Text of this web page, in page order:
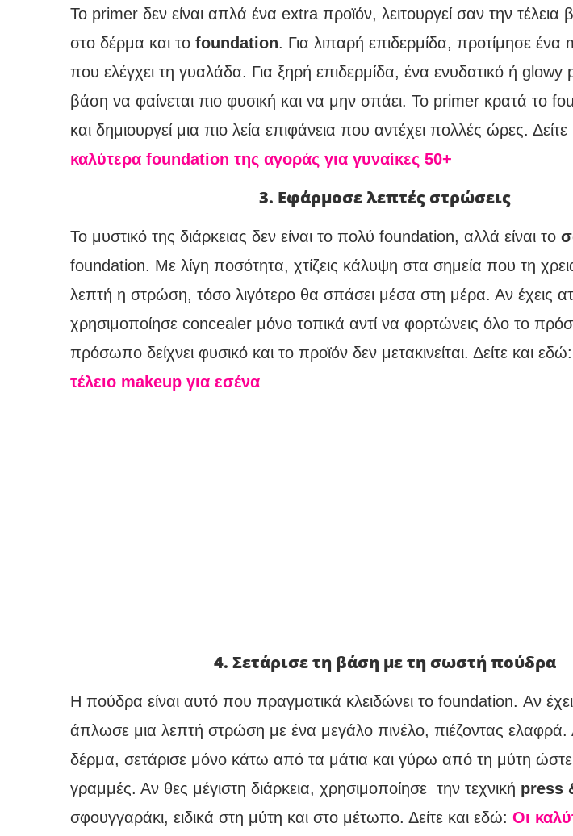
Το primer δεν είναι απλά ένα extra προϊόν, λειτουργεί σαν την
στο δέρμα και το foundation. Για λιπαρή επιδερμίδα, προτίμησε
που ελέγχει τη γυαλάδα. Για ξηρή επιδερμίδα, ένα ενυδατικό ή
βάση να φαίνεται πιο φυσική και να μην σπάει. Το primer κρατά το
και δημιουργεί μια πιο λεία επιφάνεια που αντέχει πολλές ώρες.
καλύτερα foundation της αγοράς για γυναίκες 50+
3. Εφάρμοσε λεπτές στρώσεις
Το μυστικό της διάρκειας δεν είναι το πολύ foundation, αλλά είναι το
foundation. Με λίγη ποσότητα, χτίζεις κάλυψη στα σημεία που τη
λεπτή η στρώση, τόσο λιγότερο θα σπάσει μέσα στη μέρα. Αν έχεις
χρησιμοποίησε concealer μόνο τοπικά αντί να φορτώνεις όλο το
πρόσωπο δείχνει φυσικό και το προϊόν δεν μετακινείται. Δείτε και εδώ:
τέλειο makeup για εσένα
4. Σετάρισε τη βάση με τη σωστή πούδρα
Η πούδρα είναι αυτό που πραγματικά κλειδώνει το foundation. Αν
άπλωσε μια λεπτή στρώση με ένα μεγάλο πινέλο, πιέζοντας ελαφρά.
δέρμα, σετάρισε μόνο κάτω από τα μάτια και γύρω από τη μύτη
γραμμές. Αν θες μέγιστη διάρκεια, χρησιμοποίησε την τεχνική press
σφουγγαράκι, ειδικά στη μύτη και στο μέτωπο. Δείτε και εδώ: Οι